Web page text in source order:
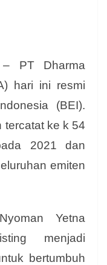
– PT Dharma
hari ini resmi
(BEI).
tercatat ke k 54
2021 dan
emiten
Yetna
menjadi
bertumbuh